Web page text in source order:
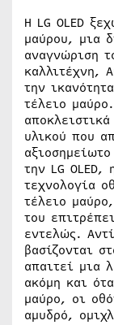
Η LG OLED
μαύρου, μια
αναγνώριση
καλλιτέχνη,
την
τέλειο
υλικού που
την LG
τεχνολογία
τέλειο
του
εντελώς.
βασίζονται
απαιτεί μια
ακόμη και
μαύρο, οι
αμυδρό,